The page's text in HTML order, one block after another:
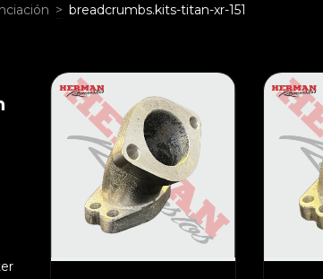
> breadcrumbs.kits-titan-xr-151